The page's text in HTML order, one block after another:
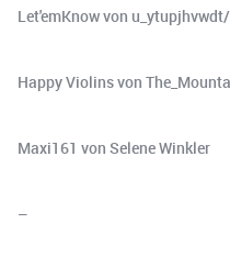
Let'emKnow von
Happy Violins von
Maxi161 von Selene Winkler
–